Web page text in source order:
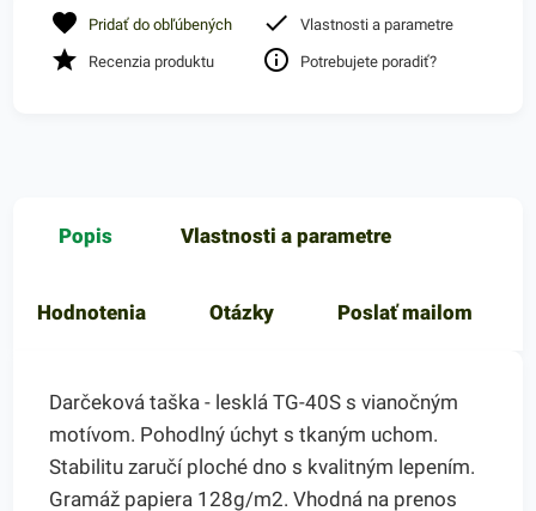
Pridať do obľúbených Vlastnosti a parametre
Recenzia produktu Potrebujete poradiť?
Popis Vlastnosti a parametre
Hodnotenia Otázky Poslať mailom
Darčeková taška - lesklá TG-40S s vianočným
motívom. Pohodlný úchyt s tkaným uchom.
Stabilitu zaručí ploché dno s kvalitným lepením.
Gramáž papiera 128g/m2. Vhodná na prenos